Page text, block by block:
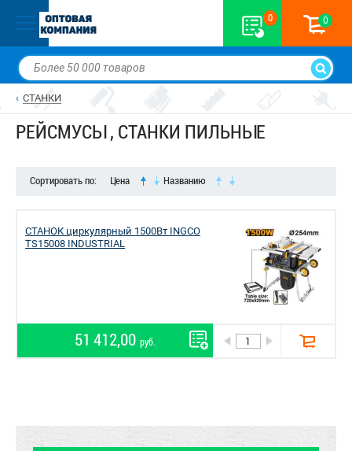
0 0
СТАНКИ
РЕЙСМУСЫ , СТАНКИ ПИЛЬНЫЕ
Сортировать по: Цена Названию
СТАНОК циркулярный 1500Вт INGCO
TS15008 INDUSTRIAL
51 412,00 руб.